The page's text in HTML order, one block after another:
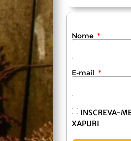
Nome
E-mail
INSCREVA-
XAPURI